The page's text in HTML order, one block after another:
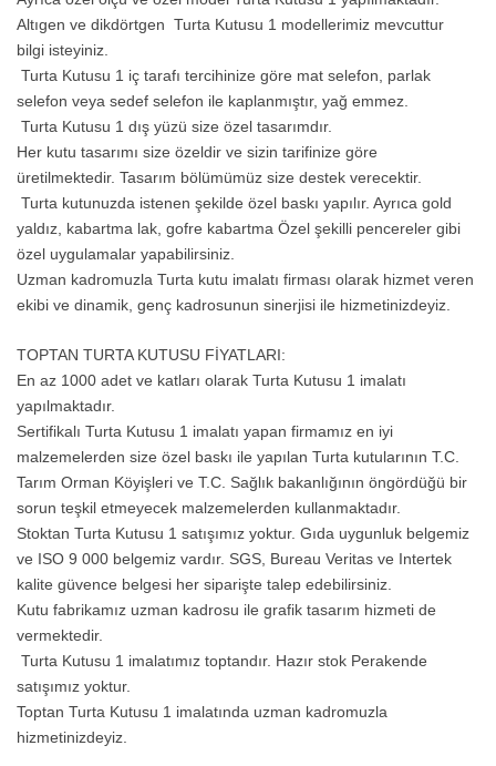
Altıgen ve dikdörtgen Turta Kutusu 1 modellerimiz mevcuttur
bilgi isteyiniz.
Turta Kutusu 1 iç tarafı tercihinize göre mat selefon, parlak
selefon veya sedef selefon ile kaplanmıştır, yağ emmez.
Turta Kutusu 1 dış yüzü size özel tasarımdır.
Her kutu tasarımı size özeldir ve sizin tarifinize göre
üretilmektedir. Tasarım bölümümüz size destek verecektir.
Turta kutunuzda istenen şekilde özel baskı yapılır. Ayrıca gold
yaldız, kabartma lak, gofre kabartma Özel şekilli pencereler gibi
özel uygulamalar yapabilirsiniz.
Uzman kadromuzla Turta kutu imalatı firması olarak hizmet veren
ekibi ve dinamik, genç kadrosunun sinerjisi ile hizmetinizdeyiz.
TOPTAN TURTA KUTUSU FİYATLARI:
En az 1000 adet ve katları olarak Turta Kutusu 1 imalatı
yapılmaktadır.
Sertifikalı Turta Kutusu 1 imalatı yapan firmamız en iyi
malzemelerden size özel baskı ile yapılan Turta kutularının T.C.
Tarım Orman Köyişleri ve T.C. Sağlık bakanlığının öngördüğü bir
sorun teşkil etmeyecek malzemelerden kullanmaktadır.
Stoktan Turta Kutusu 1 satışımız yoktur. Gıda uygunluk belgemiz
ve ISO 9 000 belgemiz vardır. SGS, Bureau Veritas ve Intertek
kalite güvence belgesi her siparişte talep edebilirsiniz.
Kutu fabrikamız uzman kadrosu ile grafik tasarım hizmeti de
vermektedir.
Turta Kutusu 1 imalatımız toptandır. Hazır stok Perakende
satışımız yoktur.
Toptan Turta Kutusu 1 imalatında uzman kadromuzla
hizmetinizdeyiz.